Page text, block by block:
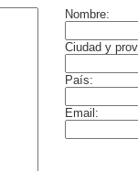
Nombre:
Ciudad y
País:
Email: